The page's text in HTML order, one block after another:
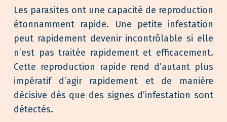
Les parasites ont une capacité de reproduction
étonnamment rapide. Une petite infestation
peut rapidement devenir incontrôlable si elle
n’est pas traitée rapidement et efficacement.
Cette reproduction rapide rend d’autant plus
impératif d’agir rapidement et de manière
décisive dès que des signes d’infestation sont
détectés.